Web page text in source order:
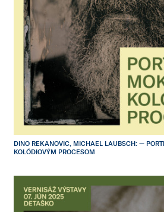
DINO REKANOVIC, MICHAEL LAUBSCH: —
KOLÓDIOVÝM PROCESOM